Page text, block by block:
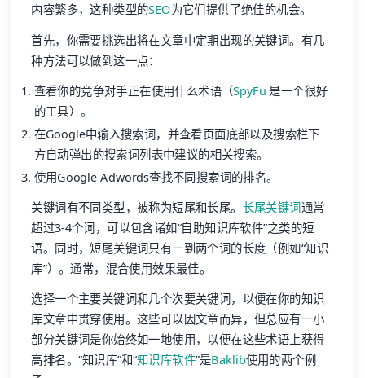
内容繁多，这种类型的SEO为它们提供了绝佳的机会。
首先，你需要挑选出将在文章中定期出现的关键词。有几
种方法可以做到这一点：
查看你的竞争对手正在使用什么术语（SpyFu 是一个很好
的工具）。
在Google中输入搜索词，并查看页面底部以及搜索栏下
方自动弹出的搜索词列表中建议的相关搜索。
使用Google Adwords查找不同搜索词的排名。
关键词有不同类型，被称为短尾和长尾。 长尾关键词通常
超过3-4个词，可以包含诸如“自助知识库软件”之类的短
语。同时，短尾关键词只有一到两个词的长度（例如“知识
库”）。通常，混合使用效果最佳。
选择一个主要关键词和几个次要关键词，以便在你的知识
库文章中贯穿使用。这些可以因文章而异，但总应有一小
部分关键词是你始终如一地使用，以便在这些术语上获得
高排名。“知识库”和“知识库软件”是Baklib使用的两个例